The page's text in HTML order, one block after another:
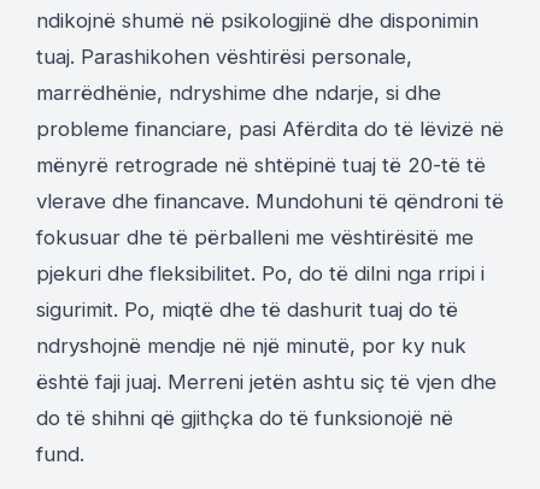
ndikojnë shumë në psikologjinë dhe disponimin
tuaj. Parashikohen vështirësi personale,
marrëdhënie, ndryshime dhe ndarje, si dhe
probleme financiare, pasi Afërdita do të lëvizë në
mënyrë retrograde në shtëpinë tuaj të 20-të të
vlerave dhe financave. Mundohuni të qëndroni të
fokusuar dhe të përballeni me vështirësitë me
pjekuri dhe fleksibilitet. Po, do të dilni nga rripi i
sigurimit. Po, miqtë dhe të dashurit tuaj do të
ndryshojnë mendje në një minutë, por ky nuk
është faji juaj. Merreni jetën ashtu siç të vjen dhe
do të shihni që gjithçka do të funksionojë në
fund.